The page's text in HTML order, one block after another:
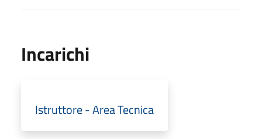
Incarichi
Istruttore - Area Tecnica